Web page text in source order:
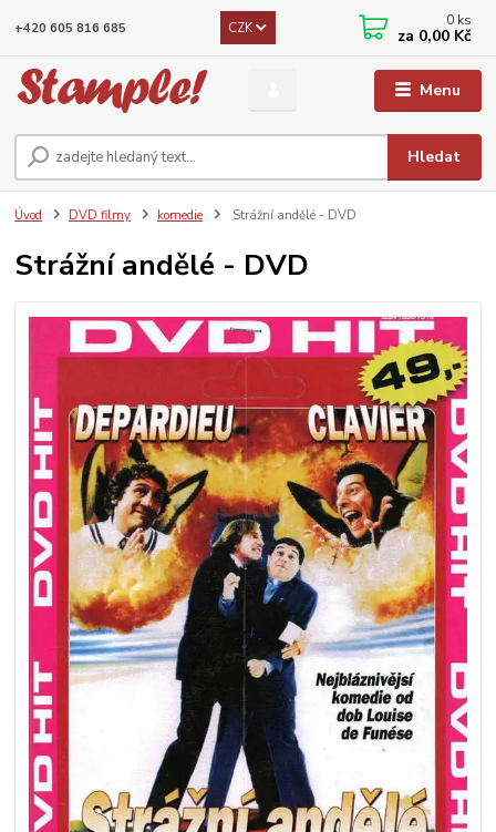
Menu
CZK
Hledat
+420 605 816 685 0 ks
za 0,00 Kč
Úvod DVD filmy komedie Strážní andělé - DVD
Strážní andělé - DVD